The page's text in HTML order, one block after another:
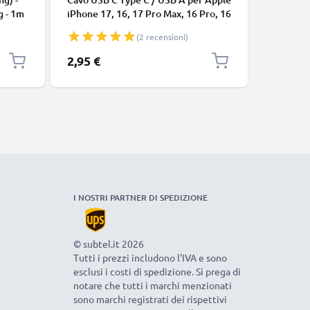
- 1m
iPhone 17, 16, 17 Pro Max, 16 Pro, 16
Samsung Galaxy S25 Ultra, S25
Google Pixel 10, 9a, 10 Pro, 10 Pro
XL Xiaomi 15 Ultra, Redmi Note 14
(2 recensioni)
2,95 €
I NOSTRI PARTNER DI SPEDIZIONE
© subtel.it 2026
Tutti i prezzi includono l'IVA e sono
esclusi i costi di spedizione. Si prega di
notare che tutti i marchi menzionati
sono marchi registrati dei rispettivi